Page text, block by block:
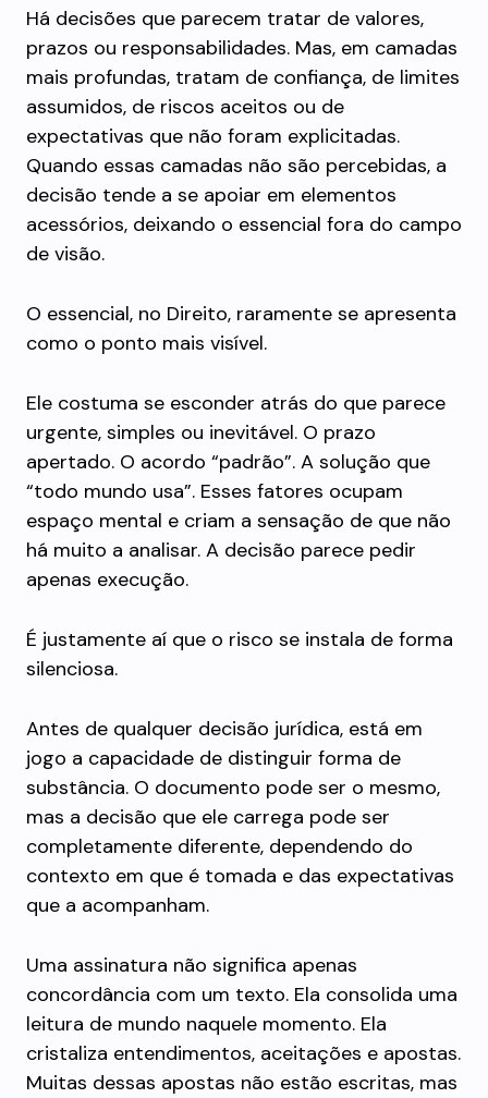
Há decisões que parecem tratar de valores,
prazos ou responsabilidades. Mas, em camadas
mais profundas, tratam de confiança, de limites
assumidos, de riscos aceitos ou de
expectativas que não foram explicitadas.
Quando essas camadas não são percebidas, a
decisão tende a se apoiar em elementos
acessórios, deixando o essencial fora do campo
de visão.
O essencial, no Direito, raramente se apresenta
como o ponto mais visível.
Ele costuma se esconder atrás do que parece
urgente, simples ou inevitável. O prazo
apertado. O acordo “padrão”. A solução que
“todo mundo usa”. Esses fatores ocupam
espaço mental e criam a sensação de que não
há muito a analisar. A decisão parece pedir
apenas execução.
É justamente aí que o risco se instala de forma
silenciosa.
Antes de qualquer decisão jurídica, está em
jogo a capacidade de distinguir forma de
substância. O documento pode ser o mesmo,
mas a decisão que ele carrega pode ser
completamente diferente, dependendo do
contexto em que é tomada e das expectativas
que a acompanham.
Uma assinatura não significa apenas
concordância com um texto. Ela consolida uma
leitura de mundo naquele momento. Ela
cristaliza entendimentos, aceitações e apostas.
Muitas dessas apostas não estão escritas, mas